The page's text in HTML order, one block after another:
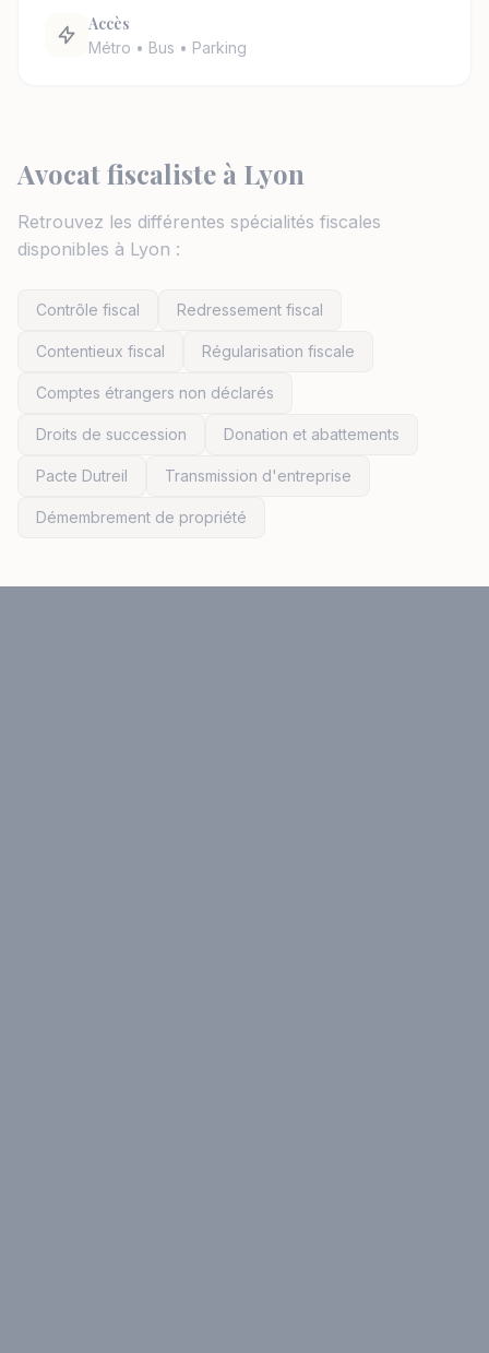
Accès
Métro • Bus • Parking
Avocat fiscaliste à Lyon
Retrouvez les différentes spécialités fiscales
disponibles à Lyon :
Contrôle fiscal Redressement fiscal
Contentieux fiscal Régularisation fiscale
Comptes étrangers non déclarés
Droits de succession Donation et abattements
Pacte Dutreil Transmission d'entreprise
Démembrement de propriété